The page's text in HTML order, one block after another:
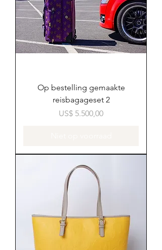
Op bestelling gemaakte
reisbagageset 2
Prijs
US$ 5.500,00